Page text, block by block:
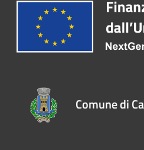
Comune di